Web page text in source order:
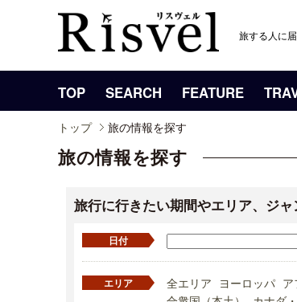
旅する人に
TOP SEARCH FEATURE
トップ 旅の情報を探す
旅の情報を探す
旅行に行きたい期間やエリア、ジ
日付
エリア 全エリア ヨーロッパ ア